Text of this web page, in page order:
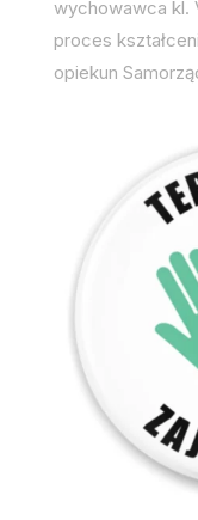
wychowawca kl.
proces
opiekun